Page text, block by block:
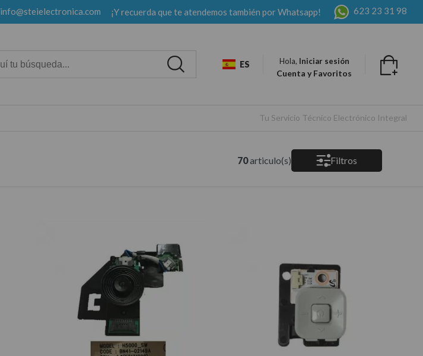
info@steielectronica.com ¡Y recuerda que te atendemos también por Whatsapp! 623 23 31 98
ES Hola, Iniciar sesión
Cuenta y Favoritos
Tu Servicio Técnico Electrónico Integral
70articulo(s) Filtros